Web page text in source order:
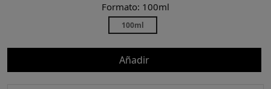
Formato: 100ml
100ml
Añadir